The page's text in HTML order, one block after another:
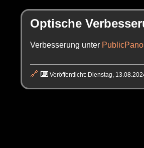
Optische
Verbesserung unter
🔗 ⌨️ Veröffentlicht: Dienstag,